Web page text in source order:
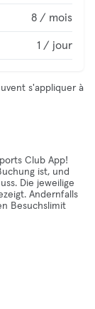
8 / mois
1 / jour
s'appliquer à
Club App!
ist, und
Die jeweilige
Andernfalls
Besuchslimit